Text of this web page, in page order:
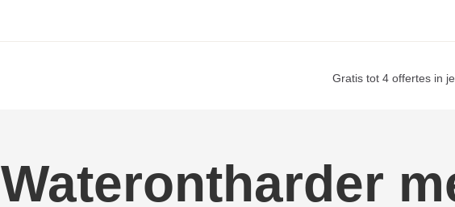
Gratis tot 4 offertes in
Waterontharder